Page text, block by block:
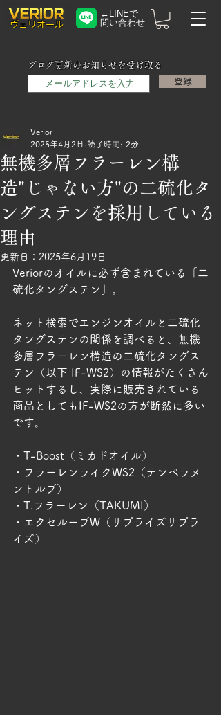
​ヴェリオール
←LINEで
問い合わせ
ブログ更新のお知らせを受け取る
メールアドレス
登録
無機多層フラーレン構
造"じゃない方"の二硫化タ
ングステンを採用している
理由
Verior
2025年4月2日 読了時間: 2分
更新日： 2025年6月19日
Veriorのオイルに必ず含まれている「二
硫化タングステン」。
ネット検索でエンジンオイルと二硫化
タングステンの関係を調べると、無機
多層フラーレン構造の二硫化タングス
テン（以下 IF-WS2）の情報がたくさん
ヒットするし、実際に販売されている
商品としてもIF-WS2の方が断然に多い
です。
・T-Boost（ミカドオイル）
・フラーレンライクWS2（テンペラメ
ントルブ）
・T.フラーレン（TAKUMI）
・エクセルーブW（サプライズサプラ
イズ）